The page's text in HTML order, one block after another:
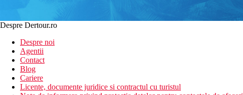
Despre Dertour.ro
Despre noi
Agentii
Contact
Blog
Cariere
Licente, documente juridice si contractul cu turistul